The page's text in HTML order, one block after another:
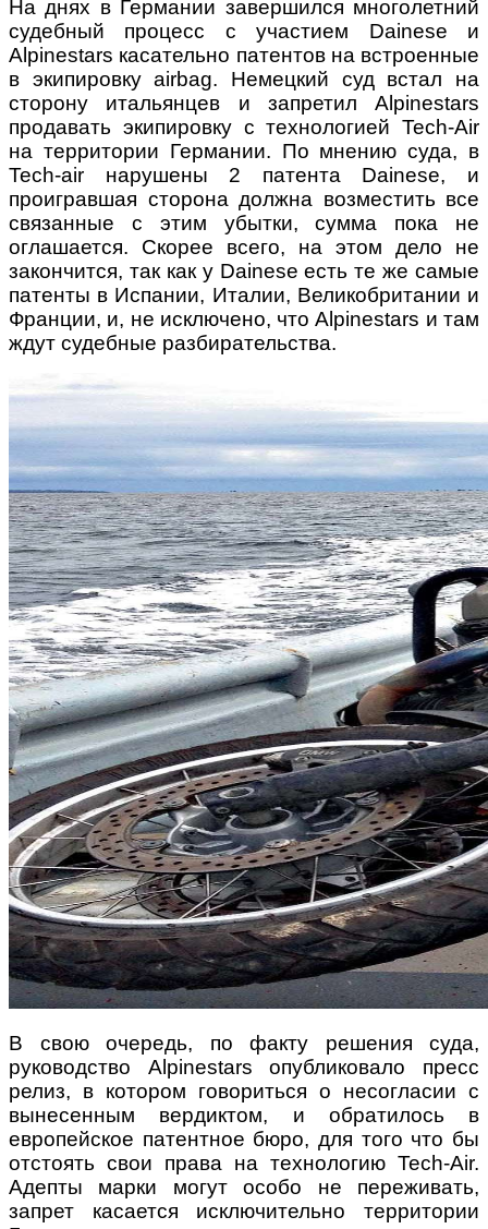
На днях в Германии завершился многолетний
судебный процесс с участием Dainese и
Alpinestars касательно патентов на встроенные
в экипировку airbag. Немецкий суд встал на
сторону итальянцев и запретил Alpinestars
продавать экипировку с технологией Tech-Air
на территории Германии. По мнению суда, в
Tech-air нарушены 2 патента Dainese, и
проигравшая сторона должна возместить все
связанные с этим убытки, сумма пока не
оглашается. Скорее всего, на этом дело не
закончится, так как у Dainese есть те же самые
патенты в Испании, Италии, Великобритании и
Франции, и, не исключено, что Alpinestars и там
ждут судебные разбирательства.
В свою очередь, по факту решения суда,
руководство Alpinestars опубликовало пресс
релиз, в котором говориться о несогласии с
вынесенным вердиктом, и обратилось в
европейское патентное бюро, для того что бы
отстоять свои права на технологию Tech-Air.
Адепты марки могут особо не переживать,
запрет касается исключительно территории